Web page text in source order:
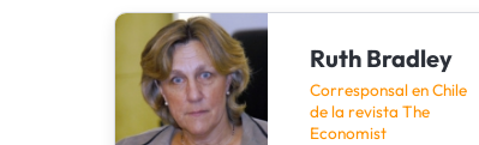
Ruth Bradley
Corresponsal en Chile
de la revista The
Economist